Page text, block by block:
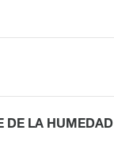
DE LA HUMEDAD